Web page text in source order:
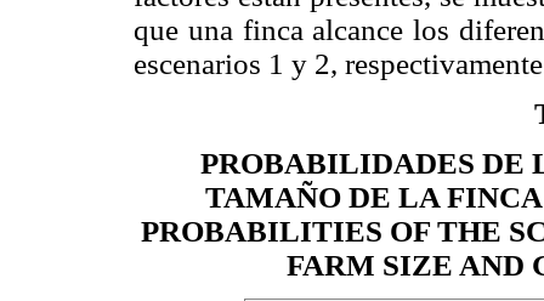
que una finca alcance los
escenarios 1 y 2,
PROBABILIDADES DE
TAMAÑO DE LA
PROBABILITIES OF THE
FARM SIZE AND